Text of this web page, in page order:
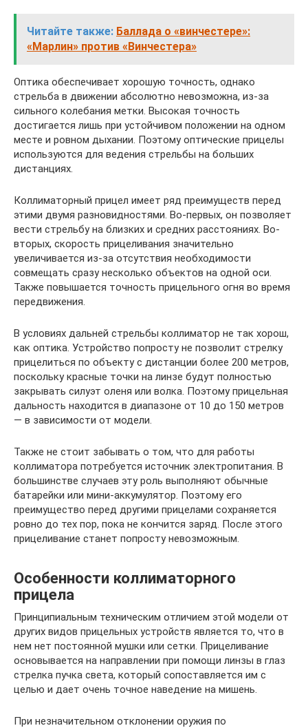
Читайте также: Баллада о «винчестере»:
«Марлин» против «Винчестера»
Оптика обеспечивает хорошую точность, однако
стрельба в движении абсолютно невозможна, из-за
сильного колебания метки. Высокая точность
достигается лишь при устойчивом положении на одном
месте и ровном дыхании. Поэтому оптические прицелы
используются для ведения стрельбы на больших
дистанциях.
Коллиматорный прицел имеет ряд преимуществ перед
этими двумя разновидностями. Во-первых, он позволяет
вести стрельбу на близких и средних расстояниях. Во-
вторых, скорость прицеливания значительно
увеличивается из-за отсутствия необходимости
совмещать сразу несколько объектов на одной оси.
Также повышается точность прицельного огня во время
передвижения.
В условиях дальней стрельбы коллиматор не так хорош,
как оптика. Устройство попросту не позволит стрелку
прицелиться по объекту с дистанции более 200 метров,
поскольку красные точки на линзе будут полностью
закрывать силуэт оленя или волка. Поэтому прицельная
дальность находится в диапазоне от 10 до 150 метров
— в зависимости от модели.
Также не стоит забывать о том, что для работы
коллиматора потребуется источник электропитания. В
большинстве случаев эту роль выполняют обычные
батарейки или мини-аккумулятор. Поэтому его
преимущество перед другими прицелами сохраняется
ровно до тех пор, пока не кончится заряд. После этого
прицеливание станет попросту невозможным.
Особенности коллиматорного
прицела
Принципиальным техническим отличием этой модели от
других видов прицельных устройств является то, что в
нем нет постоянной мушки или сетки. Прицеливание
основывается на направлении при помощи линзы в глаз
стрелка пучка света, который сопоставляется им с
целью и дает очень точное наведение на мишень.
При незначительном отклонении оружия по